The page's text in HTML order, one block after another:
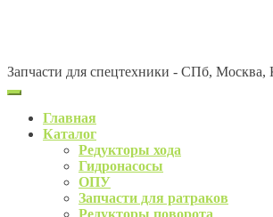
Запчасти для спецтехники - СПб, Москва,
Главная
Каталог
Редукторы хода
Гидронасосы
ОПУ
Запчасти для ратраков
Редукторы поворота